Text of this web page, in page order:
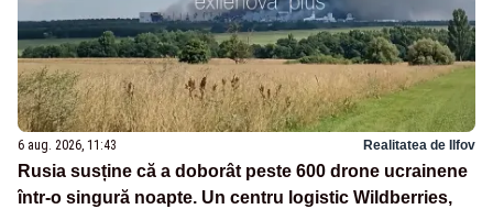
6 aug. 2026, 11:43 Realitatea de Ilfov
Rusia susține că a doborât peste 600 drone ucrainene
într-o singură noapte. Un centru logistic Wildberries,